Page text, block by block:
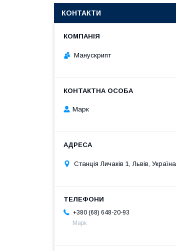
КОНТАКТИ
Манускрипт
Марк
Станція Личаків 1, Львів, Україна
+380 (68) 648-20-93
Марк